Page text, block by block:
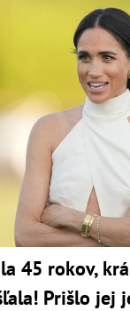
45 rokov,
Prišlo jej